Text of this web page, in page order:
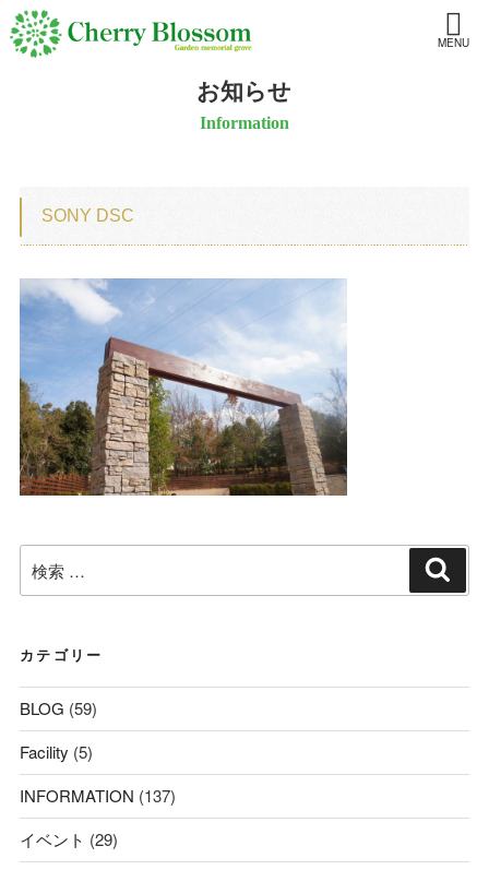
MENU
お知らせ
Information
SONY DSC
検
索:
カテゴリー
BLOG (59)
Facility (5)
INFORMATION (137)
イベント (29)